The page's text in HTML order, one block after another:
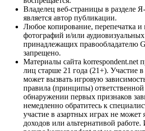
Владелец веб-страницы в разделе
является автор публикации.
Любое копирование, перепечатка и
фотографий и/или
принадлежащих правообладателю
запрещено.
Материалы сайта korrespondent.net
лиц старше 21 года (21+). Участие
может вызвать игровую
правила (принципы)
обнаружении первых признаков
немедленно обратитесь к
участие в азартных играх не может
доходов или альтернативой